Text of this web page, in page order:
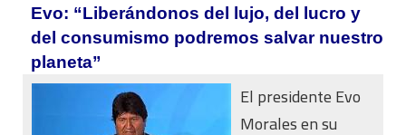
Evo: “Liberándonos del lujo, del lucro y
del consumismo podremos salvar nuestro
planeta”
El presidente Evo
Morales en su